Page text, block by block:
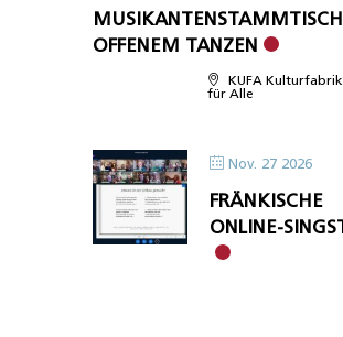
OFFENEM TANZEN
KUFA
für Alle
Nov. 27 2026
FRÄNKISCHE
ONLINE-